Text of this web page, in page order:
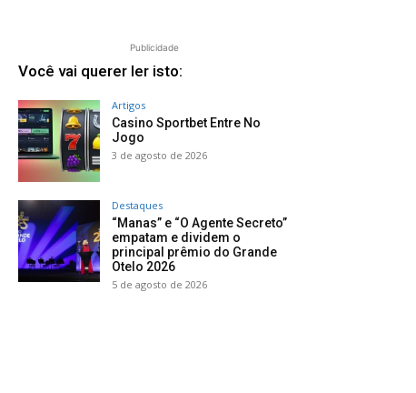
Publicidade
Você vai querer ler isto:
Artigos
Casino Sportbet Entre No
Jogo
3 de agosto de 2026
Destaques
“Manas” e “O Agente Secreto”
empatam e dividem o
principal prêmio do Grande
Otelo 2026
5 de agosto de 2026